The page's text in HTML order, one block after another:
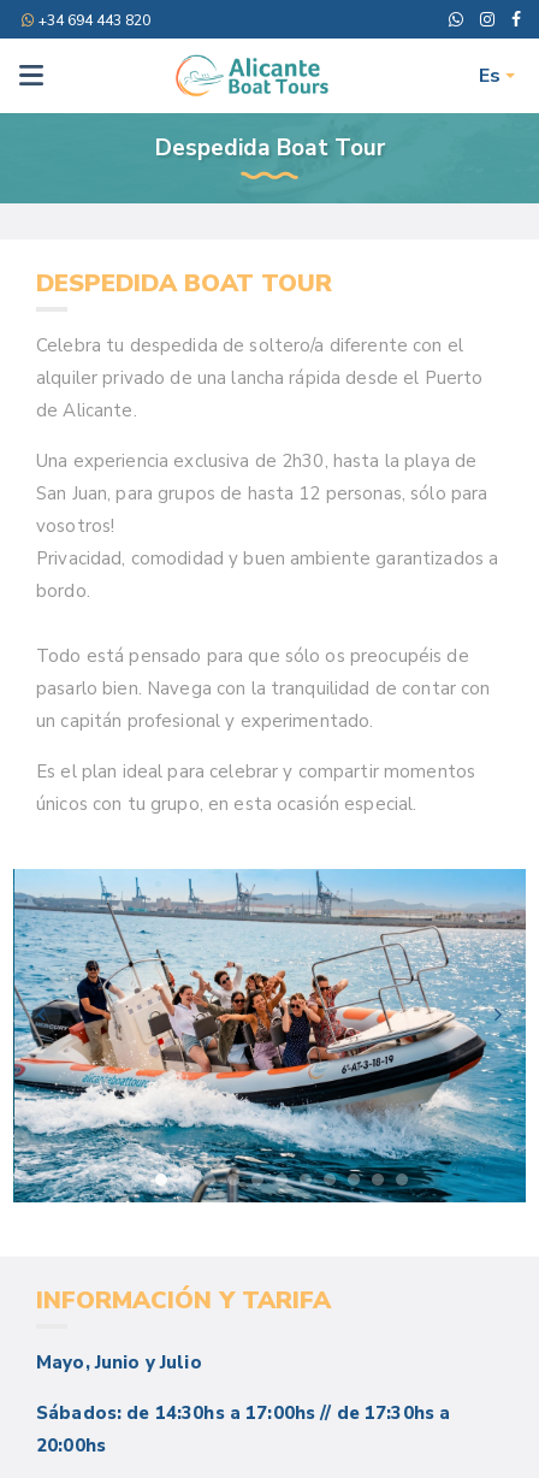
+34 694 443 820
Es
Despedida Boat Tour
DESPEDIDA BOAT TOUR
Celebra tu despedida de soltero/a diferente con el
alquiler privado de una lancha rápida desde el Puerto
de Alicante.
Una experiencia exclusiva de 2h30, hasta la playa de
San Juan, para grupos de hasta 12 personas, sólo para
vosotros!
Privacidad, comodidad y buen ambiente garantizados a
bordo.
Todo está pensado para que sólo os preocupéis de
pasarlo bien. Navega con la tranquilidad de contar con
un capitán profesional y experimentado.
Es el plan ideal para celebrar y compartir momentos
únicos con tu grupo, en esta ocasión especial.
INFORMACIÓN Y TARIFA
Mayo, Junio y Julio
Sábados: de 14:30hs a 17:00hs // de 17:30hs a
20:00hs